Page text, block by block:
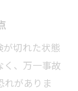
切れた状態
く、万一事故
れがありま